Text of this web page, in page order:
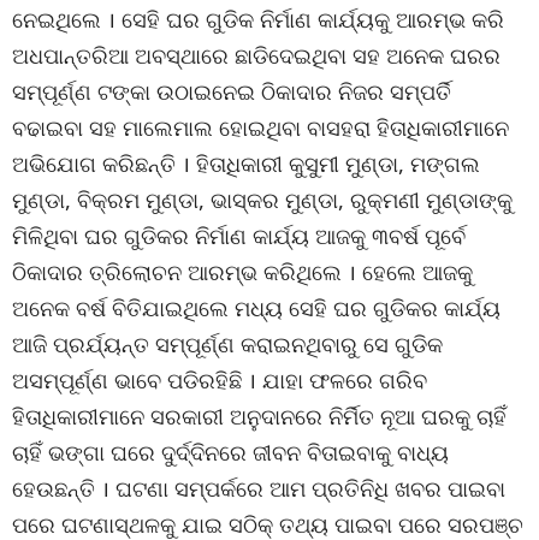
ନେଇଥିଲେ । ସେହି ଘର ଗୁଡିକ ନିର୍ମାଣ କାର୍ଯ୍ୟକୁ ଆରମ୍ଭ କରି
ଅଧପାନ୍ତରିଆ ଅବସ୍ଥାରେ ଛାଡିଦେଇଥିବା ସହ ଅନେକ ଘରର
ସମ୍ପୂର୍ଣ୍ଣ ଟଙ୍କା ଉଠାଇନେଇ ଠିକାଦାର ନିଜର ସମ୍ପର୍ତି
ବଢାଇବା ସହ ମାଲେମାଲ ହୋଇଥିବା ବାସହରା ହିତାଧିକାରୀମାନେ
ଅଭିଯୋଗ କରିଛନ୍ତି । ହିତାଧିକାରୀ କୁସୁମୀ ମୁଣ୍ଡା, ମଙ୍ଗଲ
ମୁଣ୍ଡା, ବିକ୍ରମ ମୁଣ୍ଡା, ଭାସ୍କର ମୁଣ୍ଡା, ରୁକ୍ମଣୀ ମୁଣ୍ଡାଙ୍କୁ
ମିଳିଥିବା ଘର ଗୁଡିକର ନିର୍ମାଣ କାର୍ଯ୍ୟ ଆଜକୁ ୩ବର୍ଷ ପୂର୍ବେ
ଠିକାଦାର ତ୍ରିଲୋଚନ ଆରମ୍ଭ କରିଥିଲେ । ହେଲେ ଆଜକୁ
ଅନେକ ବର୍ଷ ବିତିଯାଇଥିଲେ ମଧ୍ୟ ସେହି ଘର ଗୁଡିକର କାର୍ଯ୍ୟ
ଆଜି ପ୍ରର୍ଯ୍ୟନ୍ତ ସମ୍ପୂର୍ଣ୍ଣ କରାଇନଥିବାରୁ ସେ ଗୁଡିକ
ଅସମ୍ପୂର୍ଣ୍ଣ ଭାବେ ପଡିରହିଛି । ଯାହା ଫଳରେ ଗରିବ
ହିତାଧିକାରୀମାନେ ସରକାରୀ ଅନୁଦାନରେ ନିର୍ମିତ ନୂଆ ଘରକୁ ଚାହିଁ
ଚାହିଁ ଭଙ୍ଗା ଘରେ ଦୁର୍ଦ୍ଦିନରେ ଜୀବନ ବିତାଇବାକୁ ବାଧ୍ୟ
ହେଉଛନ୍ତି । ଘଟଣା ସମ୍ପର୍କରେ ଆମ ପ୍ରତିନିଧି ଖବର ପାଇବା
ପରେ ଘଟଣାସ୍ଥଳକୁ ଯାଇ ସଠିକ୍ ତଥ୍ୟ ପାଇବା ପରେ ସରପଞ୍ଚ